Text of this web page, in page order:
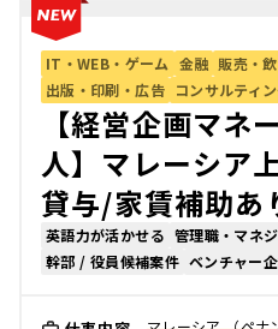
IT・WEB・ゲーム 金融 販売・
出版・印刷・広告 コンサルティ
【経営企画マネ
人】マレーシア
貸与/家賃補助あ
英語力が活かせる 管理職・マネ
幹部 / 役員候補案件 ベンチャー